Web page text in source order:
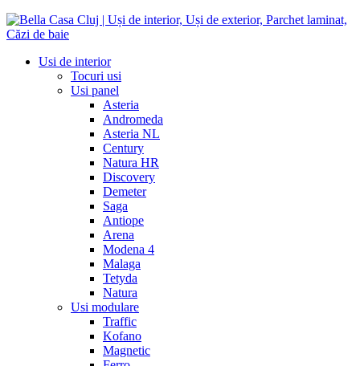
Usi de interior
Tocuri usi
Usi panel
Asteria
Andromeda
Asteria NL
Century
Natura HR
Discovery
Demeter
Saga
Antiope
Arena
Modena 4
Malaga
Tetyda
Natura
Usi modulare
Traffic
Kofano
Magnetic